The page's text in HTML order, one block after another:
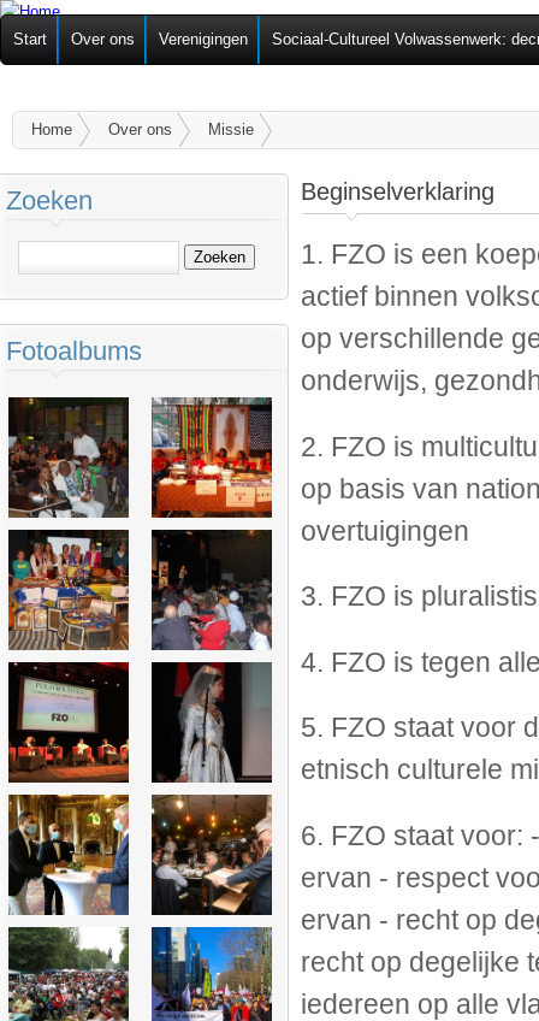
Federatie van
Zelforganisaties
Start Over ons Verenigingen Sociaal-Cultureel Volwassenwerk:
U bent hier
Home Over ons Missie
Beginselverklaring
1. FZO is een
actief binnen
op verschillende
onderwijs,
2. FZO is
op basis van
overtuigingen
3. FZO is
4. FZO is tegen
5. FZO staat voor
etnisch culturele
6. FZO staat voor:
ervan - respect
ervan - recht op
recht op degelijke
iedereen op alle
Zoeken
Fotoalbums